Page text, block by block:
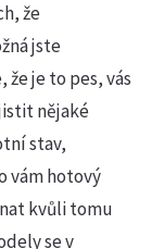
že
jste
je to pes, vás
nějaké
stav,
vám hotový
kvůli tomu
se v